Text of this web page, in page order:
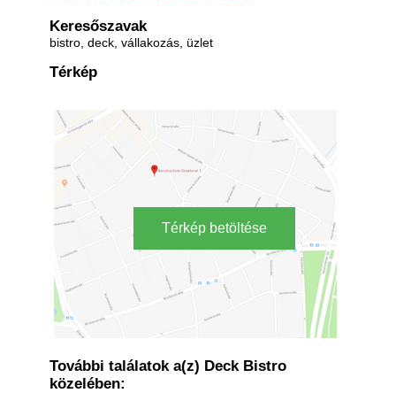
Keresőszavak
bistro, deck, vállakozás, üzlet
Térkép
Térkép betöltése
További találatok a(z) Deck Bistro
közelében: